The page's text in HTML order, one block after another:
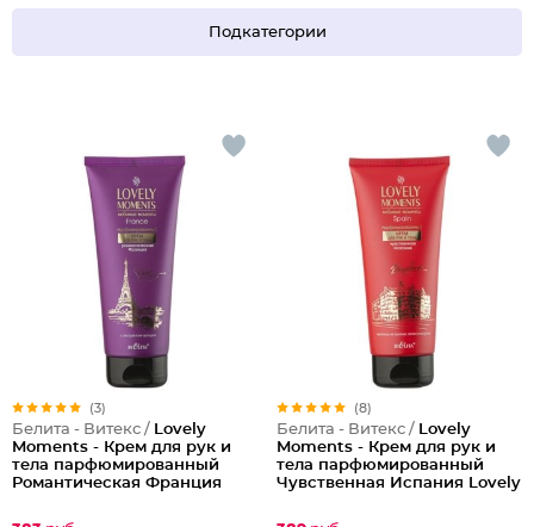
Подкатегории
(3)
Белита - Витекс / Lovely
Moments - Крем для рук и
тела парфюмированный
Романтическая Франция
(8)
Белита - Витекс / Lovely
Moments - Крем для рук и
тела парфюмированный
Чувственная Испания Lovely